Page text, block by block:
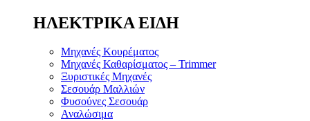
ΗΛΕΚΤΡΙΚΑ ΕΙΔΗ
Μηχανές Κουρέματος
Μηχανές Καθαρίσματος – Trimmer
Ξυριστικές Μηχανές
Σεσουάρ Μαλλιών
Φυσούνες Σεσουάρ
Αναλώσιμα